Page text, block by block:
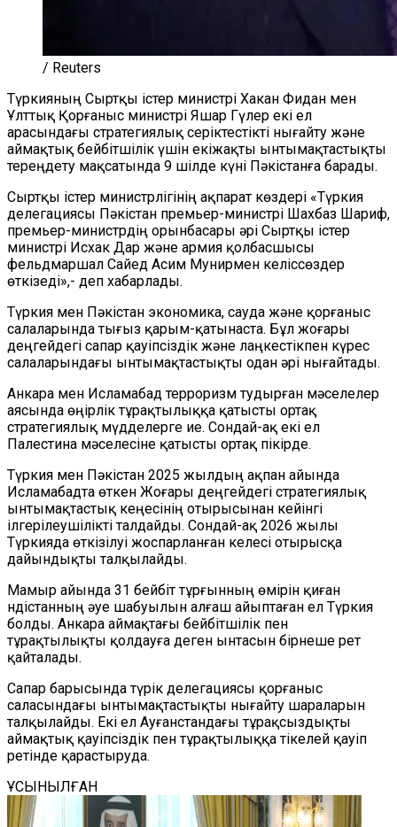
/ Reuters
Түркияның Сыртқы істер министрі Хакан Фидан мен
Ұлттық Қорғаныс министрі Яшар Гүлер екі ел
арасындағы стратегиялық серіктестікті нығайту және
аймақтық бейбітшілік үшін екіжақты ынтымақтастықты
тереңдету мақсатында 9 шілде күні Пәкістанға барады.
Сыртқы істер министрлігінің ақпарат көздері «Түркия
делегациясы Пәкістан премьер-министрі Шахбаз Шариф,
премьер-министрдің орынбасары әрі Сыртқы істер
министрі Исхак Дар және армия қолбасшысы
фельдмаршал Сайед Асим Мунирмен келіссөздер
өткізеді»,- деп хабарлады.
Түркия мен Пәкістан экономика, сауда және қорғаныс
салаларында тығыз қарым-қатынаста. Бұл жоғары
деңгейдегі сапар қауіпсіздік және лаңкестікпен күрес
салаларындағы ынтымақтастықты одан әрі нығайтады.
Анкара мен Исламабад терроризм тудырған мәселелер
аясында өңірлік тұрақтылыққа қатысты ортақ
стратегиялық мүдделерге ие. Сондай-ақ екі ел
Палестина мәселесіне қатысты ортақ пікірде.
Түркия мен Пәкістан 2025 жылдың ақпан айында
Исламабадта өткен Жоғары деңгейдегі стратегиялық
ынтымақтастық кеңесінің отырысынан кейінгі
ілгерілеушілікті талдайды. Сондай-ақ 2026 жылы
Түркияда өткізілуі жоспарланған келесі отырысқа
дайындықты талқылайды.
Мамыр айында 31 бейбіт тұрғынның өмірін қиған
Үндістанның әуе шабуылын алғаш айыптаған ел Түркия
болды. Анкара аймақтағы бейбітшілік пен
тұрақтылықты қолдауға деген ынтасын бірнеше рет
қайталады.
Сапар барысында түрік делегациясы қорғаныс
саласындағы ынтымақтастықты нығайту шараларын
талқылайды. Екі ел Ауғанстандағы тұрақсыздықты
аймақтық қауіпсіздік пен тұрақтылыққа тікелей қауіп
ретінде қарастыруда.
ҰСЫНЫЛҒАН